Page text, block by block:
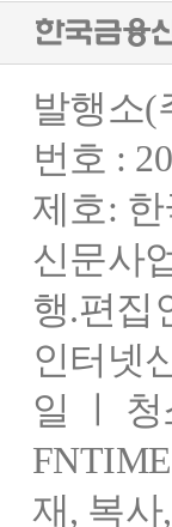
발행소(
번호 :
제호: 한
신문사
행.편집
인터넷
일 ㅣ
재, 복